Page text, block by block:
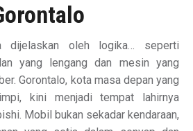
oleh logika… seperti
yang lengang dan mesin yang
Gorontalo, kota masa depan yang
kini menjadi tempat lahirnya
Mobil bukan sekadar kendaraan,